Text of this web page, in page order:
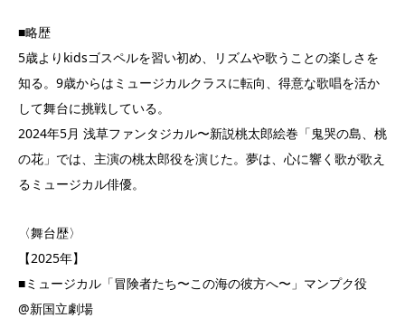
■略歴
5歳よりkidsゴスペルを習い初め、リズムや歌うことの楽しさを
知る。9歳からはミュージカルクラスに転向、得意な歌唱を活か
して舞台に挑戦している。
2024年5月 浅草ファンタジカル〜新説桃太郎絵巻「鬼哭の島、桃
の花」では、主演の桃太郎役を演じた。夢は、心に響く歌が歌え
るミュージカル俳優。
〈舞台歴〉
【2025年】
■ミュージカル「冒険者たち〜この海の彼方へ〜」マンプク役
@新国立劇場